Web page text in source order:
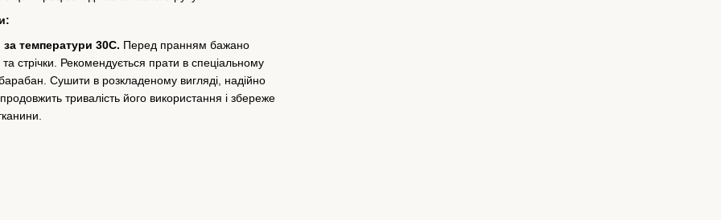
температури 30C. Перед пранням бажано
та стрічки. Рекомендується прати в спеціальному
Сушити в розкладеному вигляді, надійно
тривалість його використання і збереже